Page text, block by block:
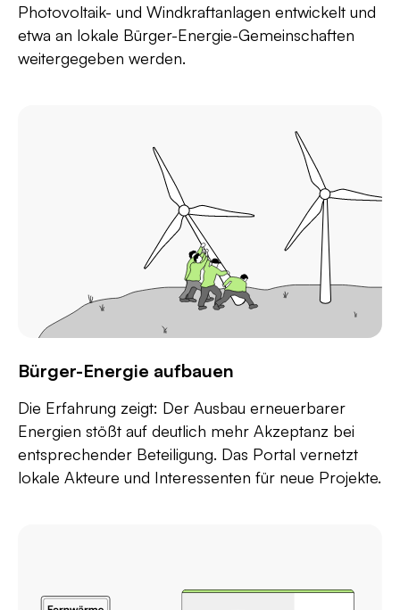
Photovoltaik- und Windkraftanlagen entwickelt und
etwa an lokale Bürger-Energie-Gemeinschaften
weitergegeben werden.
Bürger-Energie aufbauen
Die Erfahrung zeigt: Der Ausbau erneuerbarer
Energien stößt auf deutlich mehr Akzeptanz bei
entsprechender Beteiligung. Das Portal vernetzt
lokale Akteure und Interessenten für neue Projekte.